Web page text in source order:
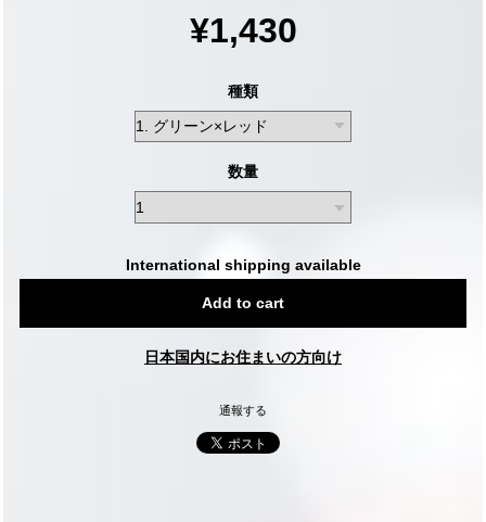
¥1,430
種類
数量
International shipping available
Add to cart
日本国内にお住まいの方向け
通報する